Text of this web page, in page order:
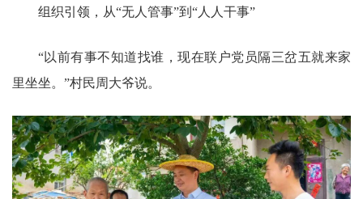
组织引领，从“无人管事”到“人人干事”
“以前有事不知道找谁，现在联户党员隔三岔五就来家
里坐坐。”村民周大爷说。